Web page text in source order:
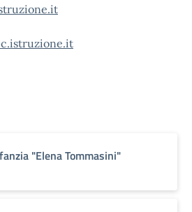
"Elena Tommasini"